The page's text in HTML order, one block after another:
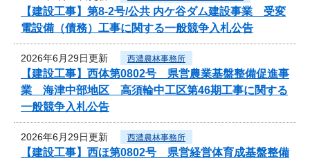
【建設工事】第8-2号/公共 内ケ谷ダム建設事業 受変
電設備（債務）工事に関する一般競争入札公告
2026年6月29日更新 西濃農林事務所
【建設工事】西体第0802号 県営農業基盤整備促進事
業 海津中部地区 高須輪中工区第46期工事に関する
一般競争入札公告
2026年6月29日更新 西濃農林事務所
【建設工事】西ほ第0802号 県営経営体育成基盤整備